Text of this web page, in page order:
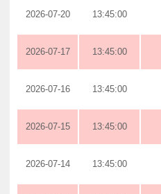
2026-07-20 13:45:00
2026-07-17 13:45:00
2026-07-16 13:45:00
2026-07-15 13:45:00
2026-07-14 13:45:00